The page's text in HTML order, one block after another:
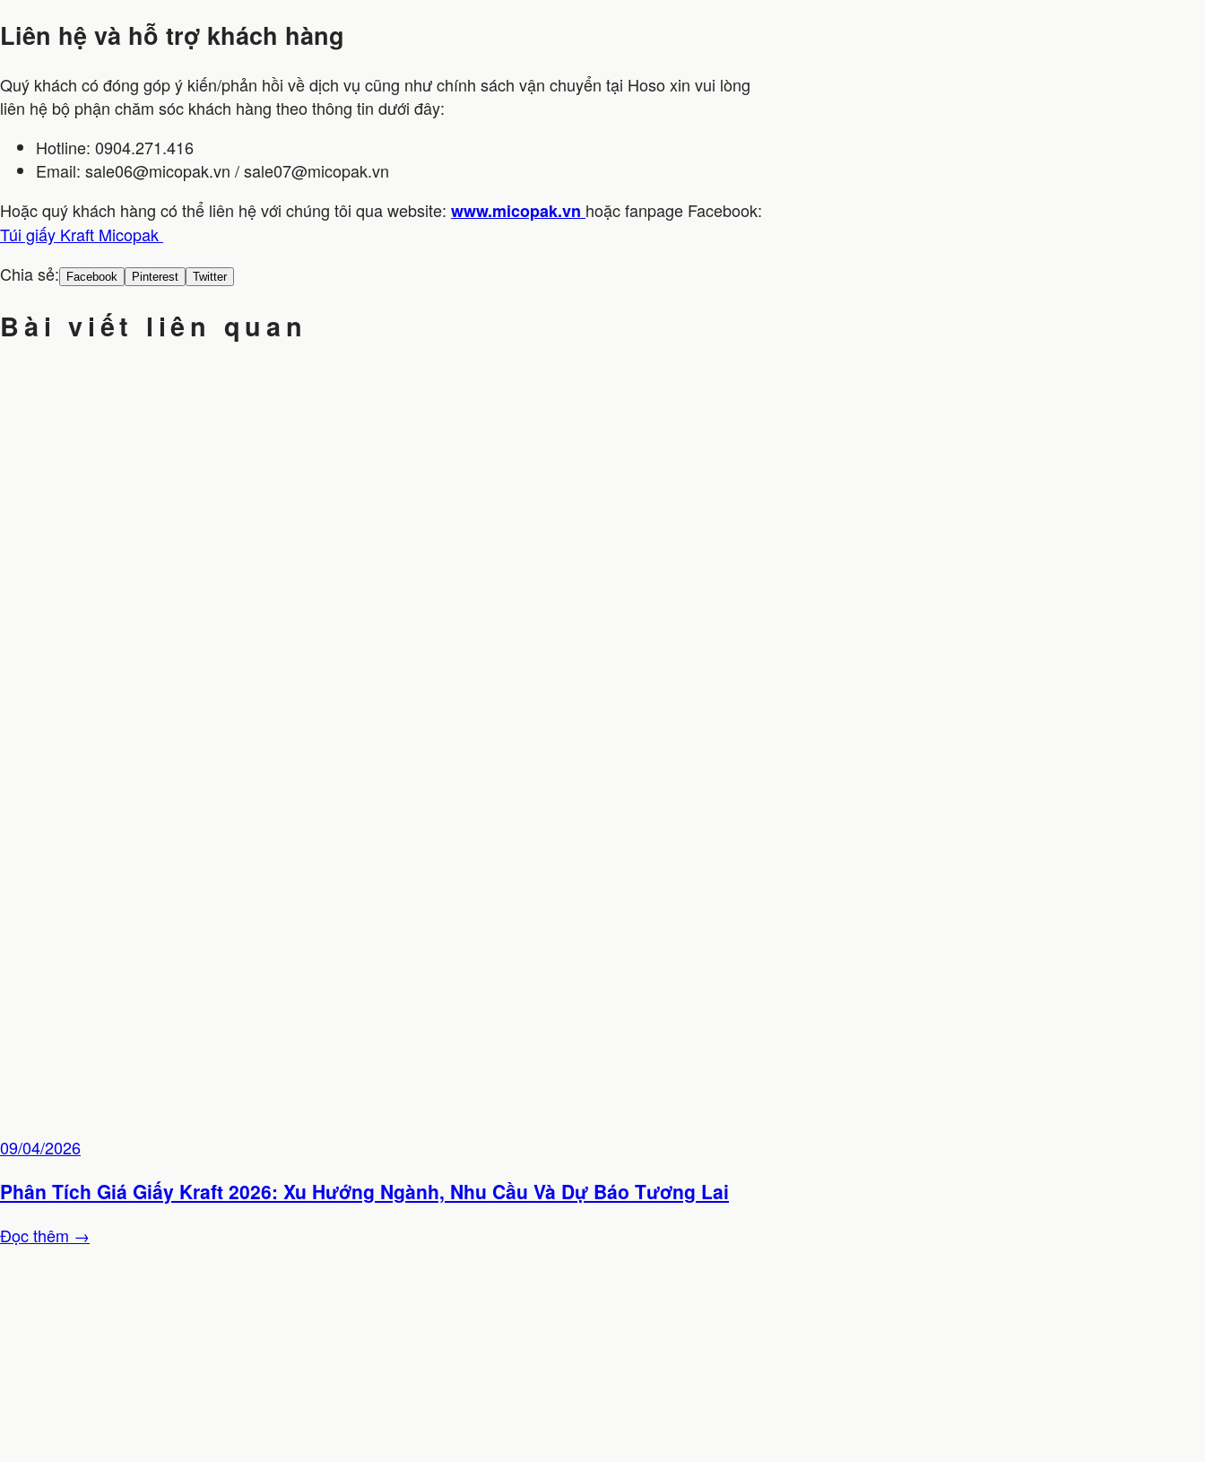
Liên hệ và hỗ trợ khách hàng
Quý khách có đóng góp ý kiến/phản hồi về dịch vụ cũng như chính sách vận chuyển tại Hoso xin vui lòng
liên hệ bộ phận chăm sóc khách hàng theo thông tin dưới đây:
Hotline: 0904.271.416
Email: sale06@micopak.vn / sale07@micopak.vn
Hoặc quý khách hàng có thể liên hệ với chúng tôi qua website: www.micopak.vn hoặc fanpage Facebook:
Túi giấy Kraft Micopak
Chia sẻ:
Facebook Pinterest Twitter
Bài viết liên quan
09/04/2026
Phân Tích Giá Giấy Kraft 2026: Xu Hướng Ngành, Nhu Cầu Và Dự Báo Tương Lai
Đọc thêm →